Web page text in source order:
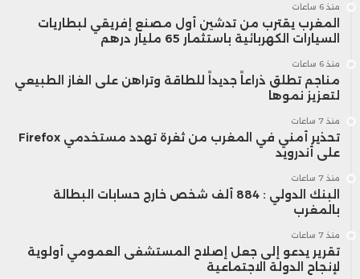
4- ما الذي يترقبه أويدا لرفع أسعار
الفائدة؟
يتطلع أويدا لأن يرى دورة إيجابية من ارتفاع
الأجور والأسعار. جادل بنك اليابان منذ فترة
طويلة بأن رفع الأجور ضروري من أجل تحقيق
تضخم مستقر وزيادة نمو الاقتصاد. من
المحتمل أن محافظ البنك المركزي يريد أن يرى
مفاوضات الأجور المرتقبة بين الشركات
منذ 6 ساعات
المغرب يقترب من تدشين أول مصنع إفريقي لبطاريات
السيارات الكهربائية باستثمار 65 مليار درهم
منذ 6 ساعات
مناجم تطلق ذراعاً جديداً للطاقة وتراهن على الغاز الطبيعي
لتعزيز نموها
منذ 7 ساعات
تحذير أمني في المغرب من ثغرة تهدد مستخدمي Firefox
على أندرويد
منذ 7 ساعات
البنك الدولي : 884 ألف شخص خارج حسابات البطالة
بالمغرب
منذ 7 ساعات
تقرير يدعو إلى جعل إصلاح المستشفى العمومي أولوية
لإنجاح الدولة الاجتماعية